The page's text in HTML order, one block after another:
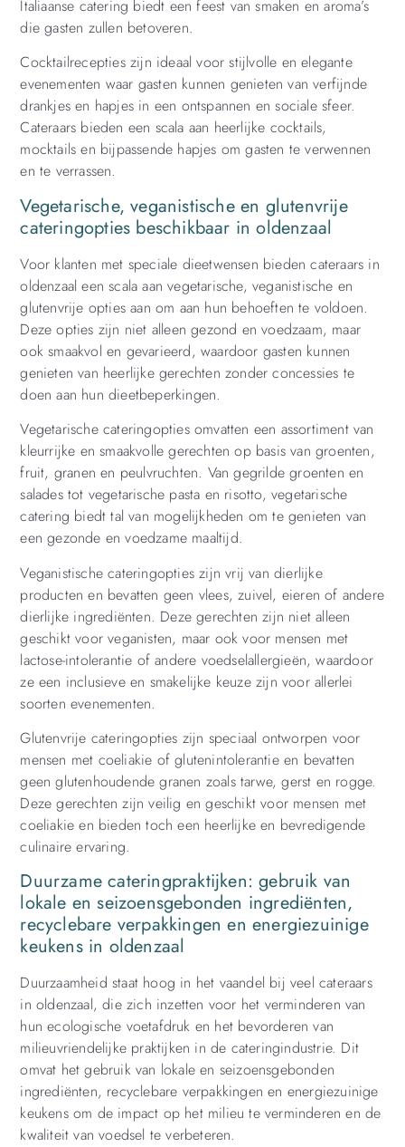
Italiaanse catering biedt een feest van smaken en aroma’s
die gasten zullen betoveren.
Cocktailrecepties zijn ideaal voor stijlvolle en elegante
evenementen waar gasten kunnen genieten van verfijnde
drankjes en hapjes in een ontspannen en sociale sfeer.
Cateraars bieden een scala aan heerlijke cocktails,
mocktails en bijpassende hapjes om gasten te verwennen
en te verrassen.
Vegetarische, veganistische en glutenvrije
cateringopties beschikbaar in oldenzaal
Voor klanten met speciale dieetwensen bieden cateraars in
oldenzaal een scala aan vegetarische, veganistische en
glutenvrije opties aan om aan hun behoeften te voldoen.
Deze opties zijn niet alleen gezond en voedzaam, maar
ook smaakvol en gevarieerd, waardoor gasten kunnen
genieten van heerlijke gerechten zonder concessies te
doen aan hun dieetbeperkingen.
Vegetarische cateringopties omvatten een assortiment van
kleurrijke en smaakvolle gerechten op basis van groenten,
fruit, granen en peulvruchten. Van gegrilde groenten en
salades tot vegetarische pasta en risotto, vegetarische
catering biedt tal van mogelijkheden om te genieten van
een gezonde en voedzame maaltijd.
Veganistische cateringopties zijn vrij van dierlijke
producten en bevatten geen vlees, zuivel, eieren of andere
dierlijke ingrediënten. Deze gerechten zijn niet alleen
geschikt voor veganisten, maar ook voor mensen met
lactose-intolerantie of andere voedselallergieën, waardoor
ze een inclusieve en smakelijke keuze zijn voor allerlei
soorten evenementen.
Glutenvrije cateringopties zijn speciaal ontworpen voor
mensen met coeliakie of glutenintolerantie en bevatten
geen glutenhoudende granen zoals tarwe, gerst en rogge.
Deze gerechten zijn veilig en geschikt voor mensen met
coeliakie en bieden toch een heerlijke en bevredigende
culinaire ervaring.
Duurzame cateringpraktijken: gebruik van
lokale en seizoensgebonden ingrediënten,
recyclebare verpakkingen en energiezuinige
keukens in oldenzaal
Duurzaamheid staat hoog in het vaandel bij veel cateraars
in oldenzaal, die zich inzetten voor het verminderen van
hun ecologische voetafdruk en het bevorderen van
milieuvriendelijke praktijken in de cateringindustrie. Dit
omvat het gebruik van lokale en seizoensgebonden
ingrediënten, recyclebare verpakkingen en energiezuinige
keukens om de impact op het milieu te verminderen en de
kwaliteit van voedsel te verbeteren.